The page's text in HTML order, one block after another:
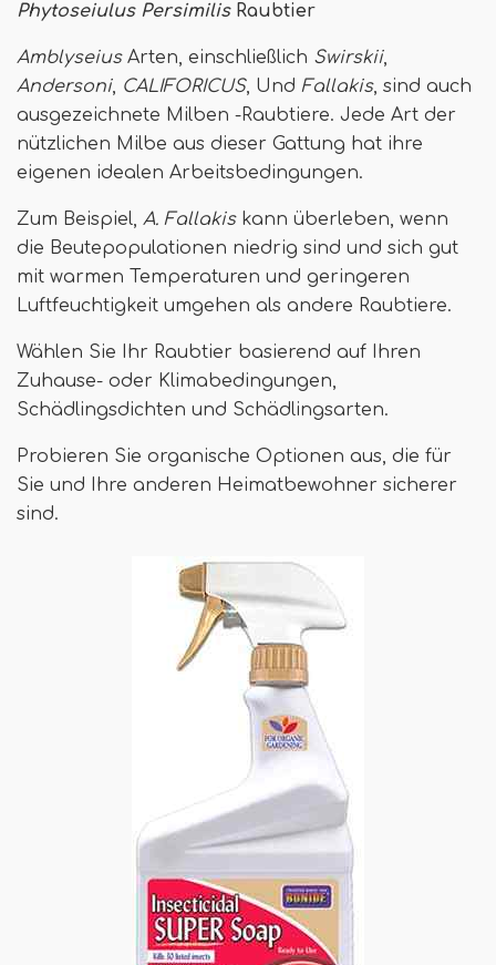
Phytoseiulus PersimilisRaubtier
Amblyseius Arten, einschließlich Swirskii,
Andersoni, CALIFORICUS, Und Fallakis, sind auch
ausgezeichnete Milben -Raubtiere. Jede Art der
nützlichen Milbe aus dieser Gattung hat ihre
eigenen idealen Arbeitsbedingungen.
Zum Beispiel, A. Fallakiskann überleben, wenn
die Beutepopulationen niedrig sind und sich gut
mit warmen Temperaturen und geringeren
Luftfeuchtigkeit umgehen als andere Raubtiere.
Wählen Sie Ihr Raubtier basierend auf Ihren
Zuhause- oder Klimabedingungen,
Schädlingsdichten und Schädlingsarten.
Probieren Sie organische Optionen aus, die für
Sie und Ihre anderen Heimatbewohner sicherer
sind.